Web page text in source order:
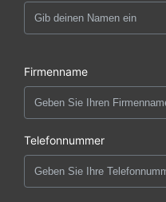
Firmenname
Telefonnummer